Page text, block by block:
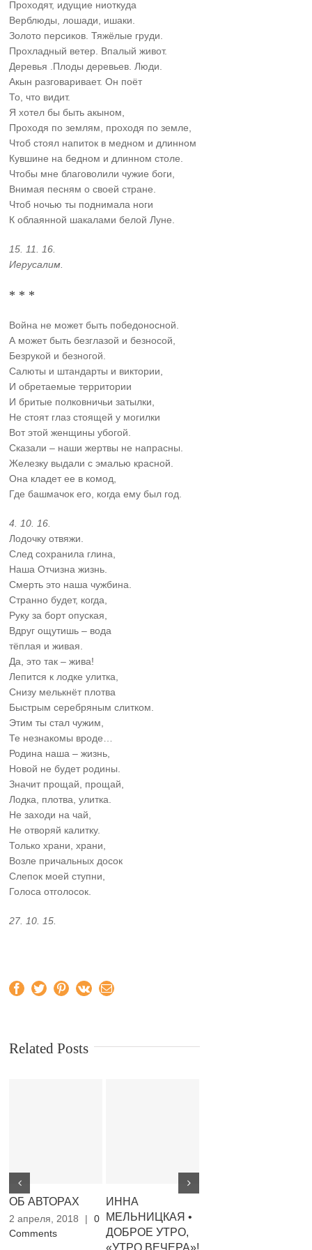
Проходят, идущие ниоткуда
Верблюды, лошади, ишаки.
Золото персиков. Тяжёлые груди.
Прохладный ветер. Впалый живот.
Деревья .Плоды деревьев. Люди.
Акын разговаривает. Он поёт
То, что видит.
Я хотел бы быть акыном,
Проходя по землям, проходя по земле,
Чтоб стоял напиток в медном и длинном
Кувшине на бедном и длинном столе.
Чтобы мне благоволили чужие боги,
Внимая песням о своей стране.
Чтоб ночью ты поднимала ноги
К облаянной шакалами белой Луне.
15. 11. 16.
Иерусалим.
* * *
Война не может быть победоносной.
А может быть безглазой и безносой,
Безрукой и безногой.
Салюты и штандарты и виктории,
И обретаемые территории
И бритые полковничьи затылки,
Не стоят глаз стоящей у могилки
Вот этой женщины убогой.
Сказали – наши жертвы не напрасны.
Железку выдали с эмалью красной.
Она кладет ее в комод,
Где башмачок его, когда ему был год.
4. 10. 16.
Лодочку отвяжи.
След сохранила глина,
Наша Отчизна жизнь.
Смерть это наша чужбина.
Странно будет, когда,
Руку за борт опуская,
Вдруг ощутишь – вода
тёплая и живая.
Да, это так – жива!
Лепится к лодке улитка,
Снизу мелькнёт плотва
Быстрым серебряным слитком.
Этим ты стал чужим,
Те незнакомы вроде…
Родина наша – жизнь,
Новой не будет родины.
Значит прощай, прощай,
Лодка, плотва, улитка.
Не заходи на чай,
Не отворяй калитку.
Только храни, храни,
Возле причальных досок
Слепок моей ступни,
Голоса отголосок.
27. 10. 15.
Facebook
TwitterPinterest
Vk Email
Related Posts
ОБ АВТОРАХ
2 апреля, 2018 |
0
Comments
ИННА
МЕЛЬНИЦКАЯ •
ДОБРОЕ УТРО,
«УТРО ВЕЧЕРА»!